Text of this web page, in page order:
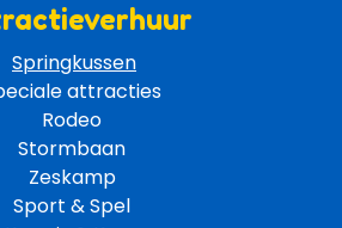
Springkussen
attracties
Rodeo
Stormbaan
Zeskamp
Sport & Spel